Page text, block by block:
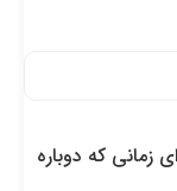
که دوباره